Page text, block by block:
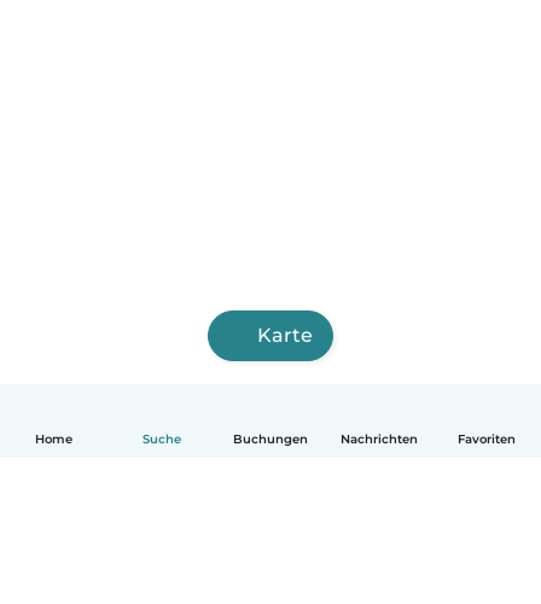
Home Suche Buchungen Nachrichten Favoriten
Karte